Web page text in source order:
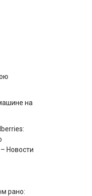
на
Новости
рано: